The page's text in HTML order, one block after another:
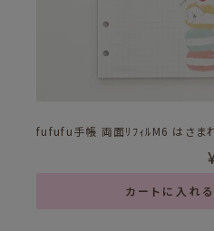
fufufu手帳 両面ﾘﾌｨﾙM6 はさま
カートに入れる